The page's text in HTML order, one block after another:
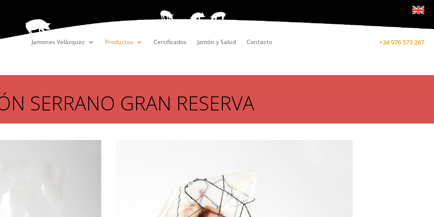
Jamones Velázquez Productos Certificados Jamón y Salud Contacto +34 976 573 267
SERRANO GRAN RESERVA